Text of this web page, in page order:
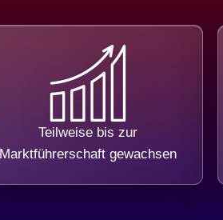
Teilweise bis zur
Marktführerschaft gewachsen